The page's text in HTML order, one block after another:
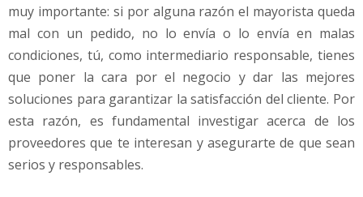
muy importante: si por alguna razón el mayorista queda
mal con un pedido, no lo envía o lo envía en malas
condiciones, tú, como intermediario responsable, tienes
que poner la cara por el negocio y dar las mejores
soluciones para garantizar la satisfacción del cliente. Por
esta razón, es fundamental investigar acerca de los
proveedores que te interesan y asegurarte de que sean
serios y responsables.